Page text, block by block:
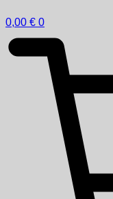
0,00 € 0